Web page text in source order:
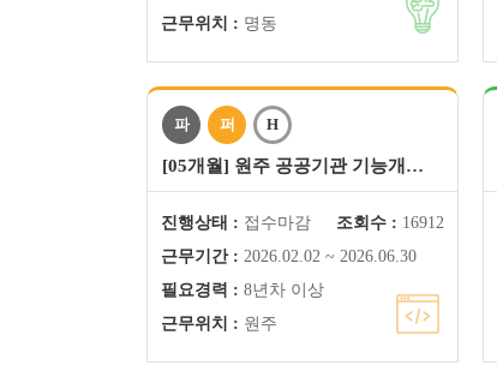
근무위치 : 명동
파 퍼 H
[05개월] 원주 공공기관 기능개…
진행상태 : 접수마감 조회수 : 16912
근무기간 : 2026.02.02 ~ 2026.06.30
필요경력 : 8년차 이상
근무위치 : 원주